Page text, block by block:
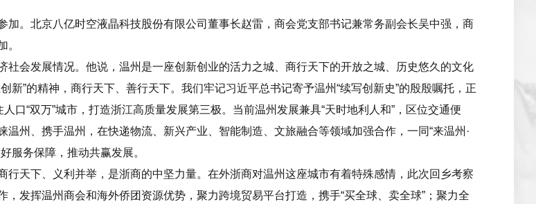
。北京八亿时空液晶科技股份有限公司董事长赵雷，商会党支部书记兼常务副会长吴中强，商
。
会发展情况。他说，温州是一座创新创业的活力之城、商行天下的开放之城、历史悠久的文化
”的精神，商行天下、善行天下。我们牢记习近平总书记寄予温州“续写创新史”的殷殷嘱托，正
口“双万”城市，打造浙江高质量发展第三极。当前温州发展兼具“天时地利人和”，区位交通便
州、携手温州，在快递物流、新兴产业、智能制造、文旅融合等领域加强合作，一同“来温州·
服务保障，推动共赢发展。
天下、义利并举，是浙商的中坚力量。在外浙商对温州这座城市有着特殊感情，此次回乡考察
发挥温州商会和海外侨团资源优势，聚力跨境贸易平台打造，携手“买全球、卖全球”；聚力全